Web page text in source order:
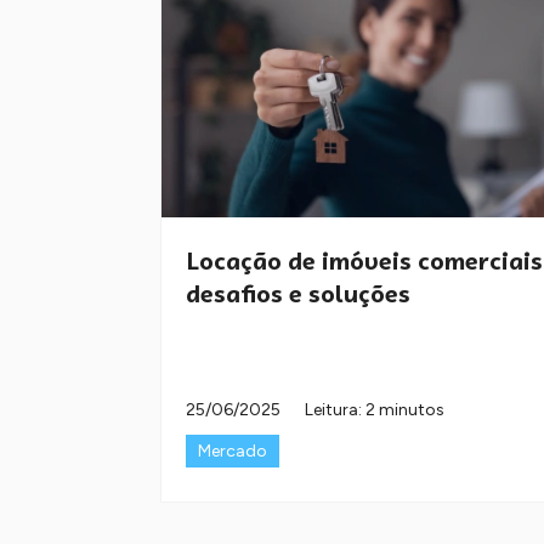
Locação de imóveis
desafios e soluções
25/06/2025
Leitura: 2 minutos
Mercado